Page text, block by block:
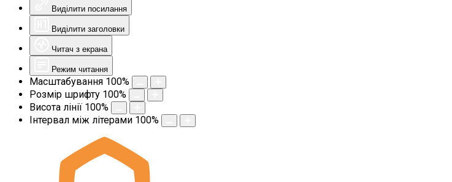
Виділити посилання
Виділити заголовки
Читач з екрана
Режим читання
Масштабування 100%
Розмір шрифту 100%
Висота лінії 100%
Інтервал між літерами 100%